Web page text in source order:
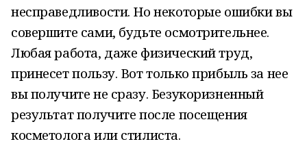
несправедливости. Но некоторые ошибки вы
совершите сами, будьте осмотрительнее.
Любая работа, даже физический труд,
принесет пользу. Вот только прибыль за нее
вы получите не сразу. Безукоризненный
результат получите после посещения
косметолога или стилиста.